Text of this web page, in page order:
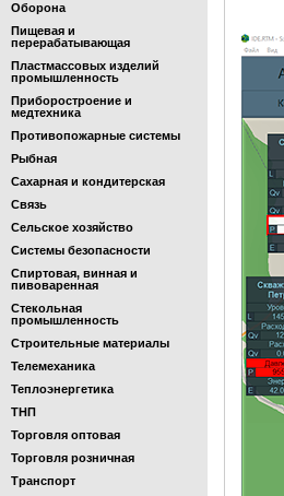
Оборона
Пищевая и
перерабатывающая
Пластмассовых изделий
промышленность
Приборостроение и
медтехника
Противопожарные системы
Рыбная
Сахарная и кондитерская
Связь
Сельское хозяйство
Системы безопасности
Спиртовая, винная и
пивоваренная
Стекольная
промышленность
Строительные материалы
Телемеханика
Теплоэнергетика
ТНП
Торговля оптовая
Торговля розничная
Транспорт